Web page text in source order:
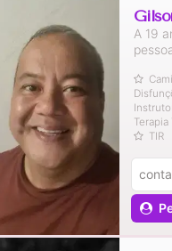
A 19
TIR